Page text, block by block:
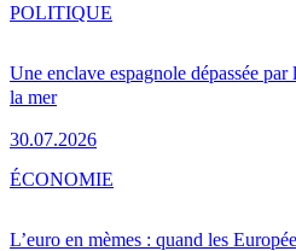
Une enclave espagnole dépassée
la mer
30.07.2026
POLITIQUE
L’euro en mèmes : quand les
ÉCONOMIE